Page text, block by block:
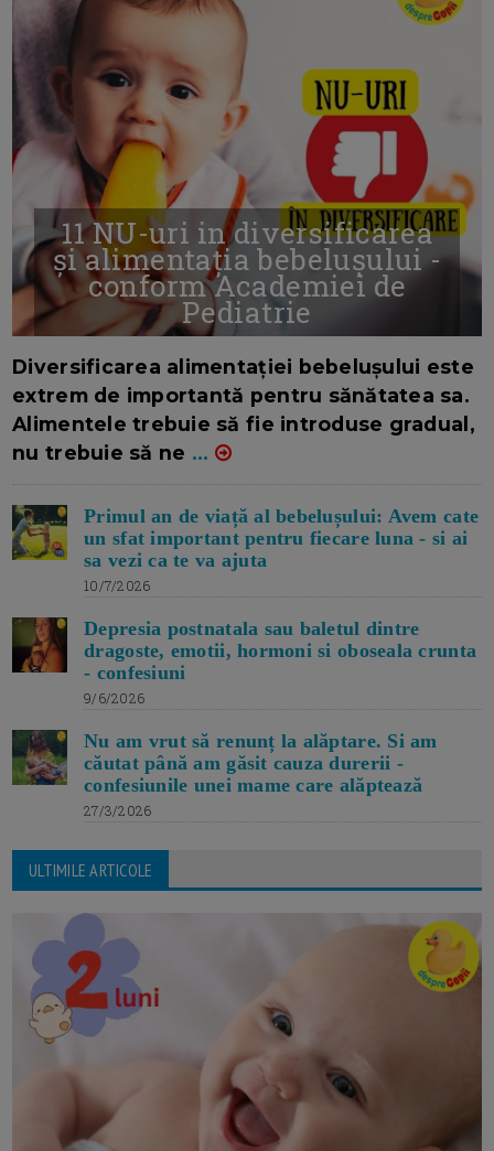
11 NU-uri in diversificarea
și alimentația bebelușului -
conform Academiei de
Pediatrie
Diversificarea alimentației bebelușului este
extrem de importantă pentru sănătatea sa.
Alimentele trebuie să fie introduse gradual,
nu trebuie să ne ...
Primul an de viață al bebelușului: Avem cate
un sfat important pentru fiecare luna - si ai
sa vezi ca te va ajuta
10/7/2026
Depresia postnatala sau baletul dintre
dragoste, emotii, hormoni si oboseala crunta
- confesiuni
9/6/2026
Nu am vrut să renunț la alăptare. Si am
căutat până am găsit cauza durerii -
confesiunile unei mame care alăptează
27/3/2026
ULTIMILE ARTICOLE